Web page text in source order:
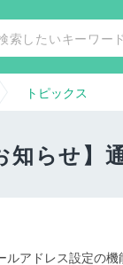
ーのホームページ
トピックス
知らせ
アドレス設定の